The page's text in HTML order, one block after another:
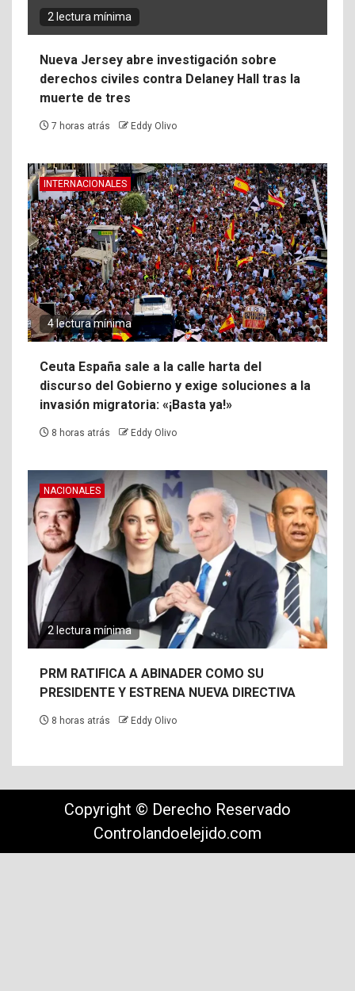
2 lectura mínima
Nueva Jersey abre investigación sobre
derechos civiles contra Delaney Hall tras la
muerte de tres
7 horas atrás Eddy Olivo
INTERNACIONALES
4 lectura mínima
Ceuta España sale a la calle harta del
discurso del Gobierno y exige soluciones a la
invasión migratoria: «¡Basta ya!»
8 horas atrás Eddy Olivo
NACIONALES
2 lectura mínima
PRM RATIFICA A ABINADER COMO SU
PRESIDENTE Y ESTRENA NUEVA DIRECTIVA
8 horas atrás Eddy Olivo
Copyright © Derecho Reservado
Controlandoelejido.com